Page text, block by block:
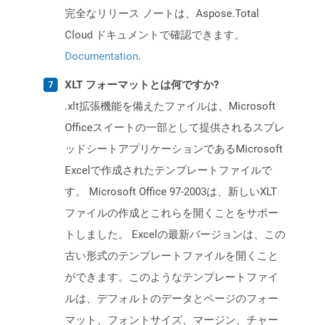
完全なリリース ノートは、Aspose.Total
Cloud ドキュメントで確認できます。
Documentation.
XLT フォーマットとは何ですか?
.xlt拡張機能を備えたファイルは、Microsoft
Officeスイートの一部として提供されるスプレ
ッドシートアプリケーションであるMicrosoft
Excelで作成されたテンプレートファイルで
す。 Microsoft Office 97-2003は、新しいXLT
ファイルの作成とこれらを開くことをサポー
トしました。 Excelの最新バージョンは、この
古い形式のテンプレートファイルを開くこと
ができます。このようなテンプレートファイ
ルは、デフォルトのデータとページのフォー
マット、フォントサイズ、マージン、チャー